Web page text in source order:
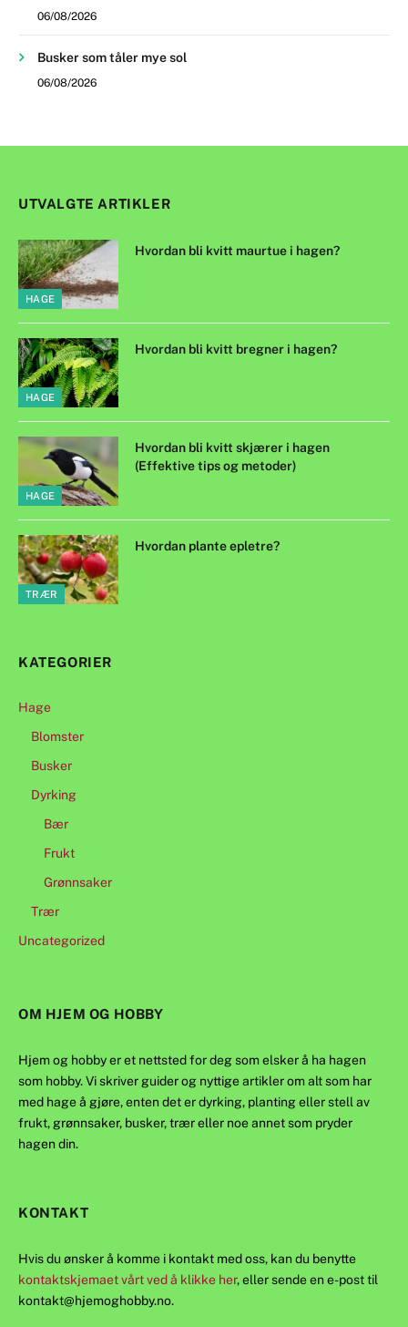
06/08/2026
Busker som tåler mye sol
06/08/2026
UTVALGTE ARTIKLER
HAGE
Hvordan bli kvitt maurtue i hagen?
HAGE
Hvordan bli kvitt bregner i hagen?
HAGE
Hvordan bli kvitt skjærer i hagen
(Effektive tips og metoder)
TRÆR
Hvordan plante epletre?
KATEGORIER
Hage
Blomster
Busker
Dyrking
Bær
Frukt
Grønnsaker
Trær
Uncategorized
OM HJEM OG HOBBY
Hjem og hobby er et nettsted for deg som elsker å ha hagen
som hobby. Vi skriver guider og nyttige artikler om alt som har
med hage å gjøre, enten det er dyrking, planting eller stell av
frukt, grønnsaker, busker, trær eller noe annet som pryder
hagen din.
KONTAKT
Hvis du ønsker å komme i kontakt med oss, kan du benytte
kontaktskjemaet vårt ved å klikke her, eller sende en e-post til
kontakt@hjemoghobby.no.